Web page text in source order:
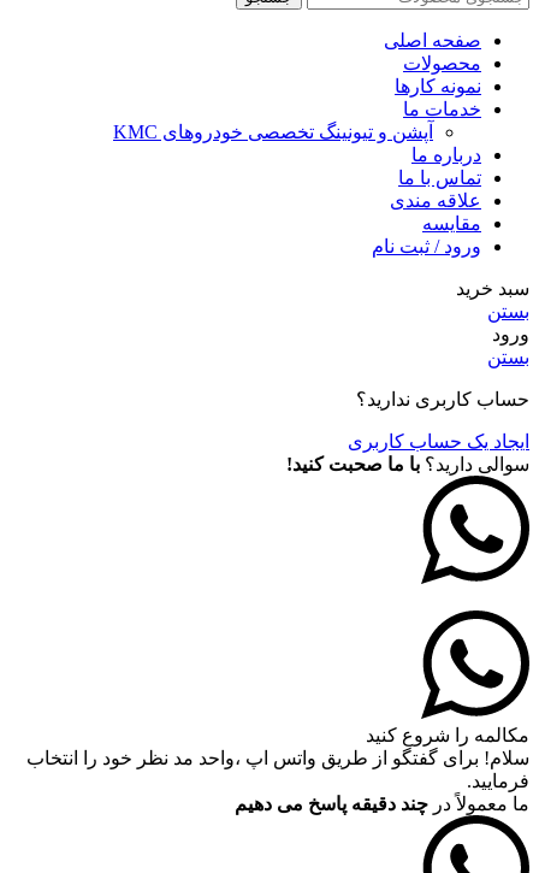
صفحه اصلی
محصولات
نمونه کارها
خدمات ما
آپشن و تیونینگ تخصصی خودروهای KMC
درباره ما
تماس با ما
علاقه مندی
مقايسه
ورود / ثبت نام
سبد خرید
بستن
ورود
بستن
حساب کاربری ندارید؟
ایجاد یک حساب کاربری
سوالی دارید؟ با ما صحبت کنید!
مکالمه را شروع کنید
سلام! برای گفتگو از طریق واتس اپ ،واحد مد نظر خود را انتخاب
فرمایید.
ما معمولاً در چند دقیقه پاسخ می دهیم